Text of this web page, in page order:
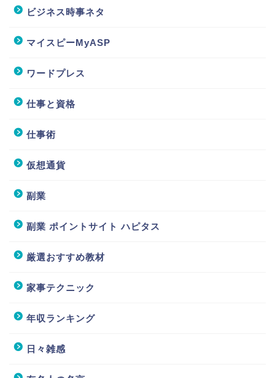
ビジネス時事ネタ
マイスピーMyASP
ワードプレス
仕事と資格
仕事術
仮想通貨
副業
副業 ポイントサイト ハピタス
厳選おすすめ教材
家事テクニック
年収ランキング
日々雑感